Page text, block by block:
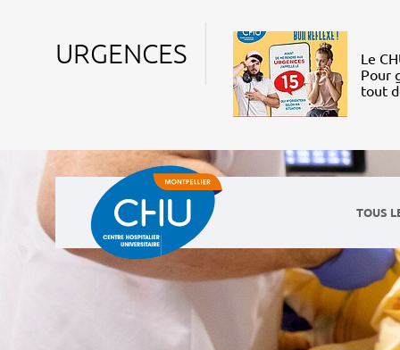
URGENCES
Le
Pour
tout
TOUS